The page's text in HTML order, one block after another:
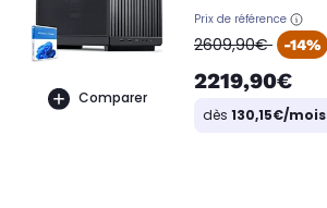
Comparer
Prix de référence
oldPrice
2609,90€ -14%
2219,90€
dès 130,15€/mois